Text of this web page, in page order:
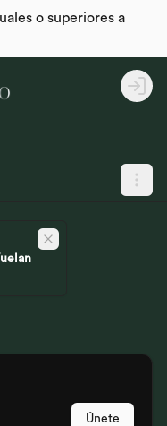
o superiores a
Login
Únete